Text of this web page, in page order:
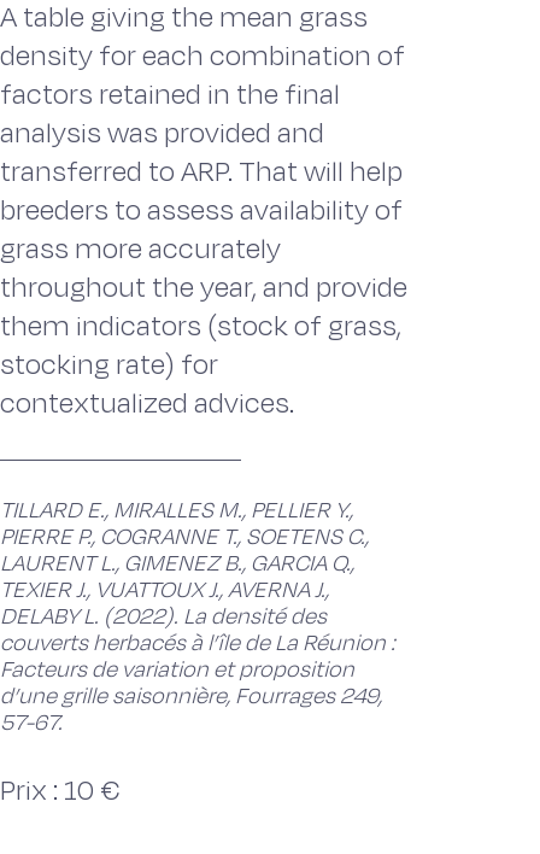
A table giving the mean grass
density for each combination of
factors retained in the final
analysis was provided and
transferred to ARP. That will help
breeders to assess availability of
grass more accurately
throughout the year, and provide
them indicators (stock of grass,
stocking rate) for
contextualized advices.
TILLARD E., MIRALLES M., PELLIER Y.,
PIERRE P., COGRANNE T., SOETENS C.,
LAURENT L., GIMENEZ B., GARCIA Q.,
TEXIER J., VUATTOUX J., AVERNA J.,
DELABY L. (2022). La densité des
couverts herbacés à l’île de La Réunion :
Facteurs de variation et proposition
d’une grille saisonnière, Fourrages 249,
57-67.
Prix : 10 €